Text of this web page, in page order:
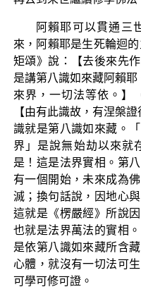
阿賴耶可以貫通三
來，阿賴耶是生死輪迴
矩頌》說：【去後來先
是講第八識如來藏阿賴
來界，一切法等依。】
【由有此識故，有涅槃
識就是第八識如來藏。
界」是說無始劫以來就
是！這是法界實相。第
有一個開始，未來成為
滅；換句話說，因地心
這就是《楞嚴經》所說
也就是法界萬法的實相
是依第八識如來藏所含
心體，就沒有一切法可
可學可修可證。